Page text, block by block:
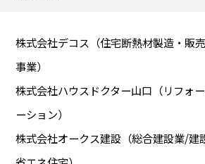
株式会社デコス（住宅断熱材製造・販
事業）
株式会社ハウスドクター山口（リフォ
ーション）
株式会社オークス建設（総合建設業/建